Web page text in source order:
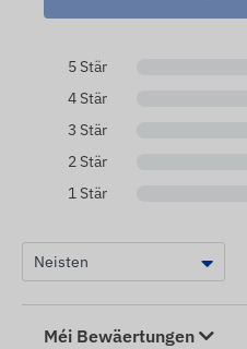
5 Stär
4 Stär
3 Stär
2 Stär
1 Stär
Méi Bewäertungen